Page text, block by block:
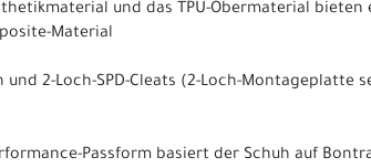
und das TPU-Obermaterial
Material
2-Loch-SPD-Cleats (2-Loch-Montageplatte
Passform basiert der Schuh auf